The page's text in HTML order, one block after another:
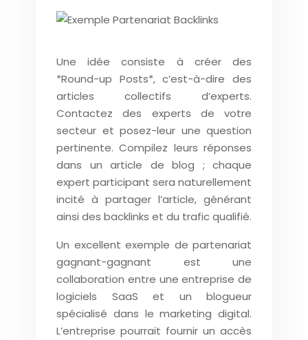
Une idée consiste à créer des
*Round-up Posts*, c’est-à-dire des
articles collectifs d’experts.
Contactez des experts de votre
secteur et posez-leur une question
pertinente. Compilez leurs réponses
dans un article de blog ; chaque
expert participant sera naturellement
incité à partager l’article, générant
ainsi des backlinks et du trafic qualifié.
Un excellent exemple de partenariat
gagnant-gagnant est une
collaboration entre une entreprise de
logiciels SaaS et un blogueur
spécialisé dans le marketing digital.
L’entreprise pourrait fournir un accès